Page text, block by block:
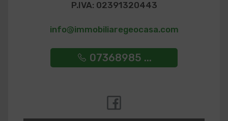
P.IVA: 02391320443
info@immobiliaregeocasa.com
07368985 ...